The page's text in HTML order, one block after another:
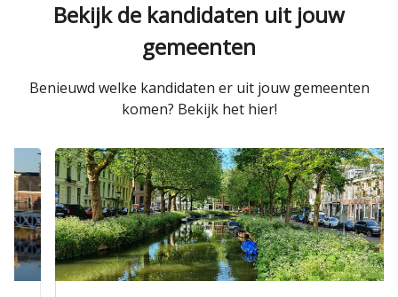
Bekijk de kandidaten uit jouw
gemeenten
Benieuwd welke kandidaten er uit jouw gemeenten
komen? Bekijk het hier!